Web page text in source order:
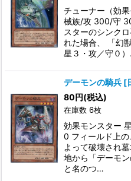
チューナー（効
械族/攻 300/守
スターのシンク
れた場合、 「幻
星３・攻／守０
デーモンの騎兵 [
80円(税込)
在庫数 6枚
効果モンスター
0 フィールド上
よって破壊され
地から「デーモ
と名のつ…